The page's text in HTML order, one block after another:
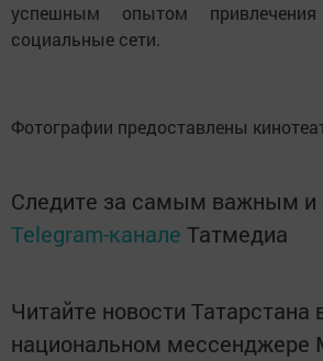
успешным опытом
социальные сети.
Фотографии предоставлены
Следите за самым важным и
Telegram-канале Татмедиа
Читайте новости Татарстана
национальном мессенджере